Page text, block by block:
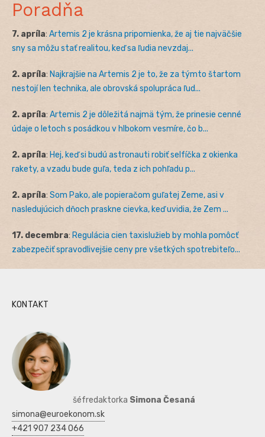
Poradňa
7. apríla: Artemis 2 je krásna pripomienka, že aj tie najväčšie
sny sa môžu stať realitou, keď sa ľudia nevzdaj...
2. apríla: Najkrajšie na Artemis 2 je to, že za týmto štartom
nestojí len technika, ale obrovská spolupráca ľud...
2. apríla: Artemis 2 je dôležitá najmä tým, že prinesie cenné
údaje o letoch s posádkou v hlbokom vesmíre, čo b...
2. apríla: Hej, keď si budú astronauti robiť selfíčka z okienka
rakety, a vzadu bude guľa, teda z ich pohľadu p...
2. apríla: Som Pako, ale popieračom guľatej Zeme, asi v
nasledujúcich dňoch praskne cievka, keď uvidia, že Zem ...
17. decembra: Regulácia cien taxislužieb by mohla pomôcť
zabezpečiť spravodlivejšie ceny pre všetkých spotrebiteľo...
KONTAKT
šéfredaktorka Simona Česaná
simona@euroekonom.sk
+421 907 234 066